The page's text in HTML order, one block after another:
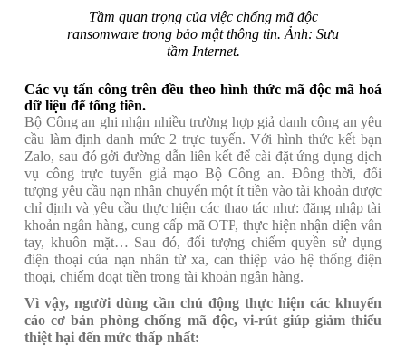
Tầm quan trọng của việc chống mã độc
ransomware trong bảo mật thông tin. Ảnh: Sưu
tầm Internet.
Các vụ tấn công trên đều theohình thức mã độc mã hoá
dữ liệu đểtống tiền.
Bộ Công an ghi nhận nhiều trường hợp giả danh công an yêu
cầu làm định danh mức 2 trực tuyến. Với hình thức kết bạn
Zalo, sau đó gởi đường dẫn liên kết để cài đặt ứng dụng dịch
vụ công trực tuyến giả mạo Bộ Công an. Đồng thời, đối
tượng yêu cầu nạn nhân chuyển một ít tiền vào tài khoản được
chỉ định và yêu cầu thực hiện các thao tác như: đăng nhập tài
khoản ngân hàng, cung cấp mã OTP, thực hiện nhận diện vân
tay, khuôn mặt… Sau đó, đối tượng chiếm quyền sử dụng
điện thoại của nạn nhân từ xa, can thiệp vào hệ thống điện
thoại, chiếm đoạt tiền trong tài khoản ngân hàng.
Vì vậy, người dùng cần chủ động thực hiện các khuyến
cáo cơ bản phòng chống mã độc, vi-rút giúp giảm thiểu
thiệt hại đến mức thấp nhất: